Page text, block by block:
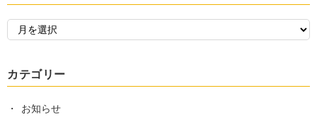
カテゴリー
お知らせ